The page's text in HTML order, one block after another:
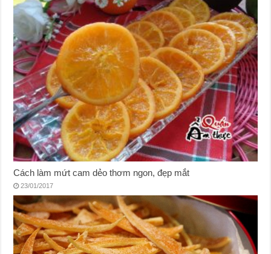
Cách làm mứt cam dẻo thơm ngon, đẹp mắt
23/01/2017